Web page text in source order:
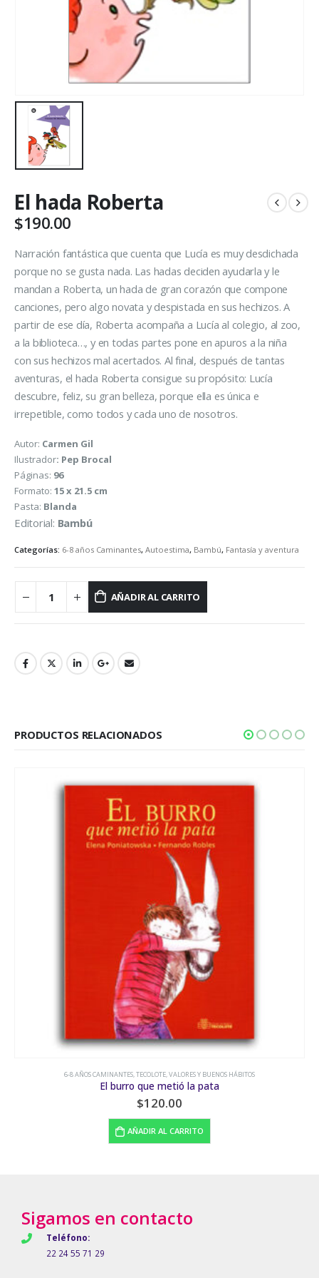
El hada Roberta
$190.00
Narración fantástica que cuenta que Lucía es muy desdichada
porque no se gusta nada. Las hadas deciden ayudarla y le
mandan a Roberta, un hada de gran corazón que compone
canciones, pero algo novata y despistada en sus hechizos. A
partir de ese día, Roberta acompaña a Lucía al colegio, al zoo,
a la biblioteca…, y en todas partes pone en apuros a la niña
con sus hechizos mal acertados. Al final, después de tantas
aventuras, el hada Roberta consigue su propósito: Lucía
descubre, feliz, su gran belleza, porque ella es única e
irrepetible, como todos y cada uno de nosotros.
Autor: Carmen Gil
Ilustrador: Pep Brocal
Páginas: 96
Formato: 15 x 21.5 cm
Pasta: Blanda
Editorial: Bambú
Categorías: 6-8 años Caminantes, Autoestima, Bambú, Fantasía y aventura
AÑADIR AL CARRITO
PRODUCTOS RELACIONADOS
6-8 AÑOS CAMINANTES ,NIÑOS ESPECIALES
Escucha mis manos
LEER MÁS
Sigamos en contacto
Teléfono:
22 24 55 71 29